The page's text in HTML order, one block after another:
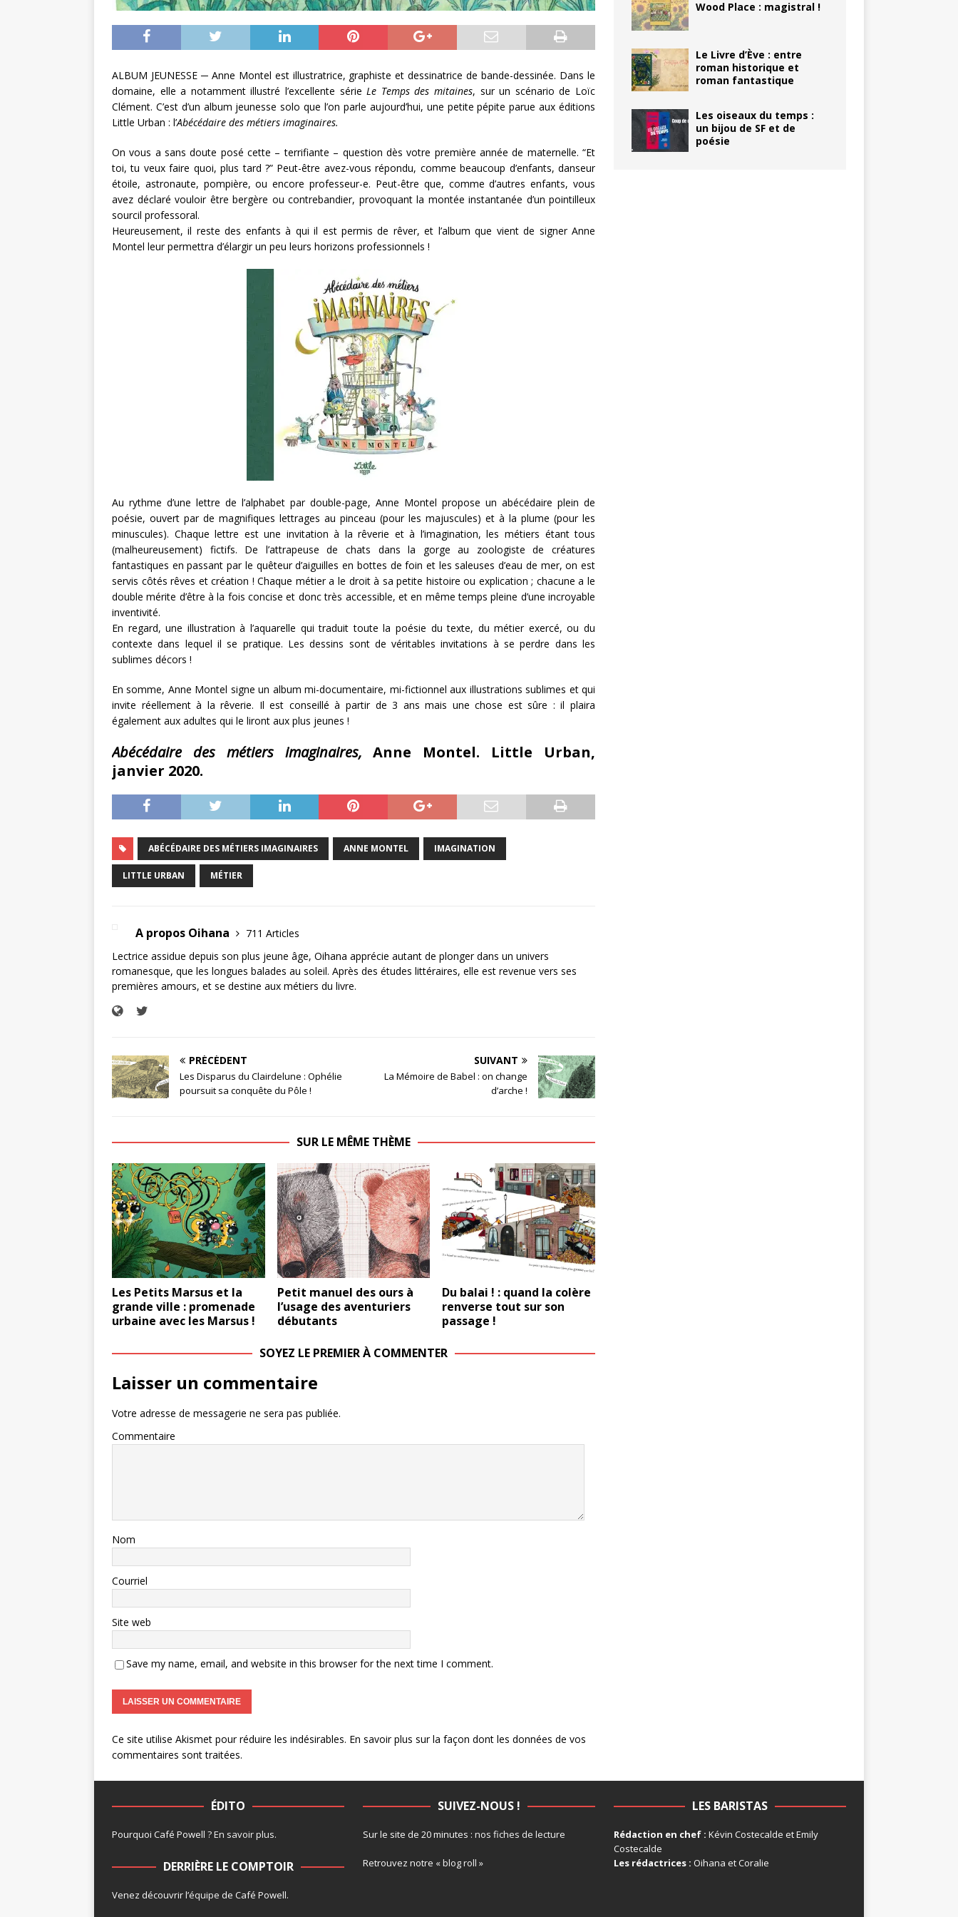
ALBUM JEUNESSE ─ Anne Montel est illustratrice, graphiste et dessinatrice de bande-dessinée. Dans le
domaine, elle a notamment illustré l’excellente sérieLe Temps des mitaines, sur un scénario de Loïc
Clément. C’est d’un album jeunesse solo que l’on parle aujourd’hui, une petite pépite parue aux éditions
Little Urban : l’Abécédaire des métiers imaginaires.
On vous a sans doute posé cette – terrifiante – question dès votre première année de maternelle. “Et
toi, tu veux faire quoi, plus tard ?” Peut-être avez-vous répondu, comme beaucoup d’enfants, danseur
étoile, astronaute, pompière, ou encore professeur-e. Peut-être que, comme d’autres enfants, vous
avez déclaré vouloir être bergère ou contrebandier, provoquant la montée instantanée d’un pointilleux
sourcil professoral.
Heureusement, il reste des enfants à qui il est permis de rêver, et l’album que vient de signer Anne
Montel leur permettra d’élargir un peu leurs horizons professionnels !
Au rythme d’une lettre de l’alphabet par double-page, Anne Montel propose un abécédaire plein de
poésie, ouvert par de magnifiques lettrages au pinceau (pour les majuscules) et à la plume (pour les
minuscules). Chaque lettre est une invitation à la rêverie et à l’imagination, les métiers étant tous
(malheureusement) fictifs. De l’attrapeuse de chats dans la gorge au zoologiste de créatures
fantastiques en passant par le quêteur d’aiguilles en bottes de foin et les saleuses d’eau de mer, on est
servis côtés rêves et création ! Chaque métier a le droit à sa petite histoire ou explication ; chacune a le
double mérite d’être à la fois concise et donc très accessible, et en même temps pleine d’une incroyable
inventivité.
En regard, une illustration à l’aquarelle qui traduit toute la poésie du texte, du métier exercé, ou du
contexte dans lequel il se pratique. Les dessins sont de véritables invitations à se perdre dans les
sublimes décors !
En somme, Anne Montel signe un album mi-documentaire, mi-fictionnel aux illustrations sublimes et qui
invite réellement à la rêverie. Il est conseillé à partir de 3 ans mais une chose est sûre : il plaira
également aux adultes qui le liront aux plus jeunes !
Abécédaire des métiers imaginaires,Anne Montel. Little Urban,
janvier 2020.
ABÉCÉDAIRE DES MÉTIERS IMAGINAIRES ANNE MONTEL IMAGINATION
LITTLE URBAN MÉTIER
A propos Oihana
711 Articles
Lectrice assidue depuis son plus jeune âge, Oihana apprécie autant de plonger dans un univers
romanesque, que les longues balades au soleil. Après des études littéraires, elle est revenue vers ses
premières amours, et se destine aux métiers du livre.
PRÉCÉDENT
Les Disparus du Clairdelune : Ophélie
poursuit sa conquête du Pôle !
SUIVANT
La Mémoire de Babel : on change
d’arche !
SUR LE MÊME THÈME
Les Petits Marsus et la
grande ville : promenade
urbaine avec les Marsus !
Petit manuel des ours à
l’usage des aventuriers
débutants
Du balai ! : quand la colère
renverse tout sur son
passage !
SOYEZ LE PREMIER À COMMENTER
Laisser un commentaire
Votre adresse de messagerie ne sera pas publiée.
Commentaire
Nom
Courriel
Site web
Save my name, email, and website in this browser for the next time I comment.
Ce site utilise Akismet pour réduire les indésirables. En savoir plus sur la façon dont les données de vos
commentaires sont traitées.
Wood Place : magistral !
Le Livre d’Ève : entre
roman historique et
roman fantastique
Les oiseaux du temps :
un bijou de SF et de
poésie
ÉDITO
Pourquoi Café Powell ?En savoir plus.
DERRIÈRE LE COMPTOIR
Venez découvrir l’équipe de Café Powell.
SUIVEZ-NOUS !
Sur le site de 20 minutes : nos fiches de lecture
Retrouvez notre « blog roll »
LES BARISTAS
Rédaction en chef : Kévin Costecalde et Emily
Costecalde
Les rédactrices : Oihana et Coralie